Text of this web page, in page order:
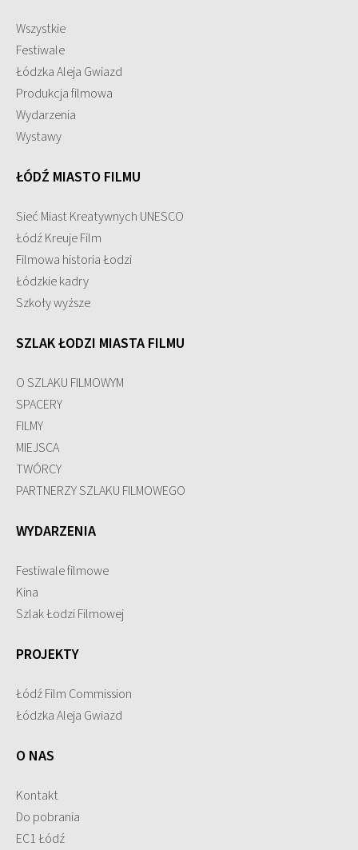
Wszystkie
Festiwale
Łódzka Aleja Gwiazd
Produkcja filmowa
Wydarzenia
Wystawy
ŁÓDŹ MIASTO FILMU
Sieć Miast Kreatywnych UNESCO
Łódź Kreuje Film
Filmowa historia Łodzi
Łódzkie kadry
Szkoły wyższe
SZLAK ŁODZI MIASTA FILMU
O SZLAKU FILMOWYM
SPACERY
FILMY
MIEJSCA
TWÓRCY
PARTNERZY SZLAKU FILMOWEGO
WYDARZENIA
Festiwale filmowe
Kina
Szlak Łodzi Filmowej
PROJEKTY
Łódź Film Commission
Łódzka Aleja Gwiazd
O NAS
Kontakt
Do pobrania
EC1 Łódź